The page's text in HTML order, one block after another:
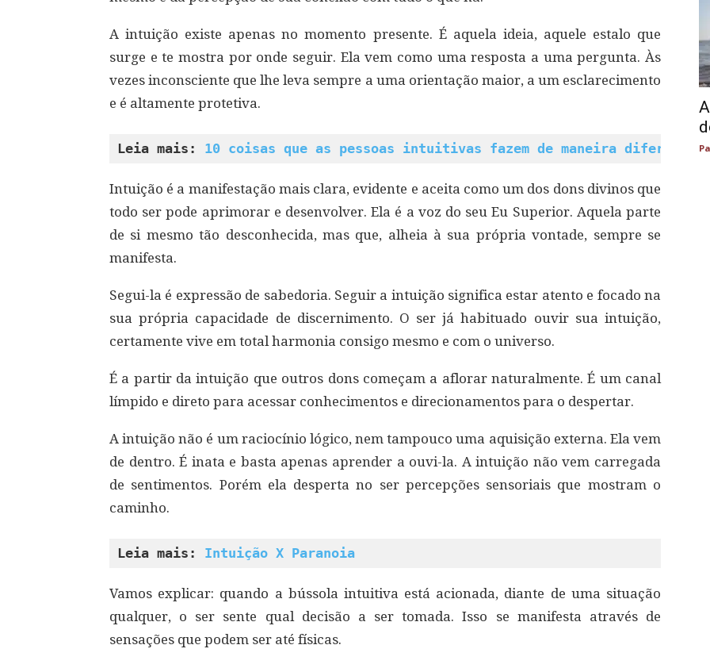
A intuição existe apenas no momento presente. É aquela ideia, aquele estalo que
surge e te mostra por onde seguir. Ela vem como uma resposta a uma pergunta. Às
vezes inconsciente que lhe leva sempre a uma orientação maior, a um esclarecimento
e é altamente protetiva.
Leia mais: 10 coisas que as pessoas intuitivas fazem de maneira diferente
Intuição é a manifestação mais clara, evidente e aceita como um dos dons divinos que
todo ser pode aprimorar e desenvolver. Ela é a voz do seu Eu Superior. Aquela parte
de si mesmo tão desconhecida, mas que, alheia à sua própria vontade, sempre se
manifesta.
Segui-la é expressão de sabedoria. Seguir a intuição significa estar atento e focado na
sua própria capacidade de discernimento. O ser já habituado ouvir sua intuição,
certamente vive em total harmonia consigo mesmo e com o universo.
É a partir da intuição que outros dons começam a aflorar naturalmente. É um canal
límpido e direto para acessar conhecimentos e direcionamentos para o despertar.
A intuição não é um raciocínio lógico, nem tampouco uma aquisição externa. Ela vem
de dentro. É inata e basta apenas aprender a ouvi-la. A intuição não vem carregada
de sentimentos. Porém ela desperta no ser percepções sensoriais que mostram o
caminho.
Leia mais: Intuição X Paranoia
Vamos explicar: quando a bússola intuitiva está acionada, diante de uma situação
qualquer, o ser sente qual decisão a ser tomada. Isso se manifesta através de
sensações que podem ser até físicas.